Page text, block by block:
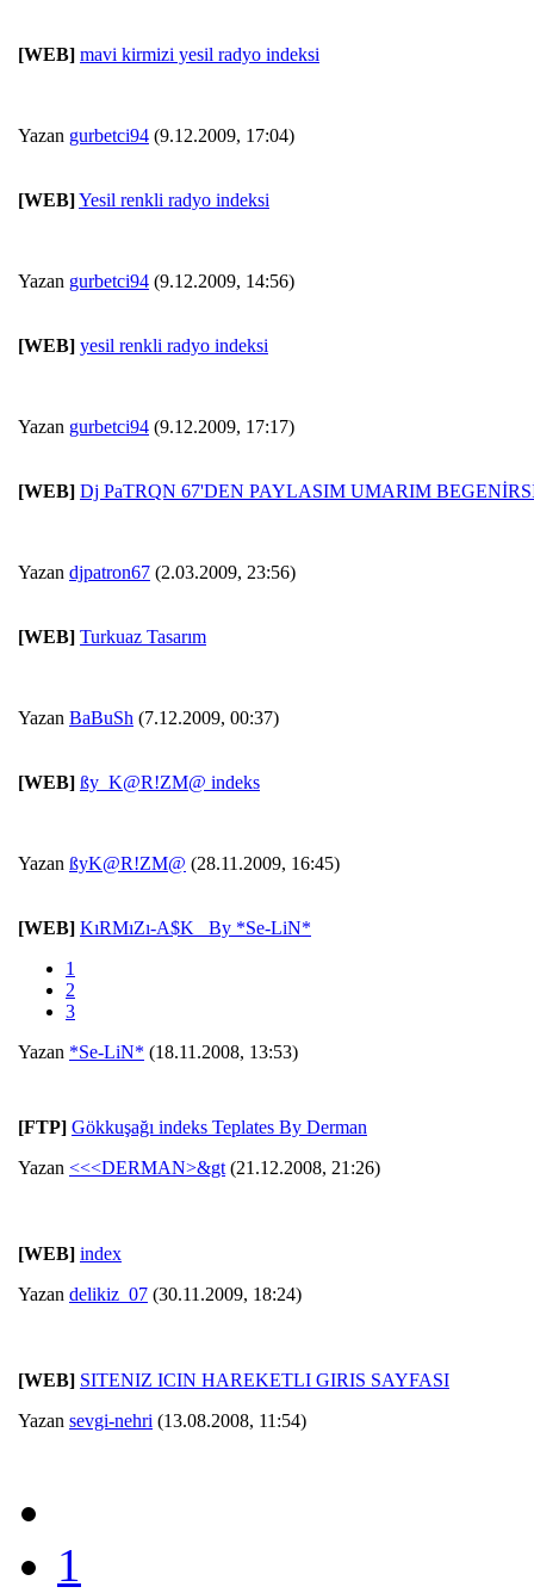
[WEB] mavi kirmizi yesil radyo indeksi
Yazan gurbetci94 (9.12.2009, 17:04)
[WEB]Yesil renkli radyo indeksi
Yazan gurbetci94 (9.12.2009, 14:56)
[WEB] yesil renkli radyo indeksi
Yazan gurbetci94 (9.12.2009, 17:17)
[WEB] Dj PaTRQN 67'DEN PAYLASIM UMARIM
Yazan djpatron67 (2.03.2009, 23:56)
[WEB] Turkuaz Tasarım
Yazan BaBuSh (7.12.2009, 00:37)
[WEB] ßy_K@R!ZM@ indeks
Yazan ßyK@R!ZM@ (28.11.2009, 16:45)
[WEB] KıRMıZı-A$K _By *Se-LiN*
1
2
3
Yazan *Se-LiN* (18.11.2008, 13:53)
[FTP] Gökkuşağı indeks Teplates By Derman
Yazan <<<DERMAN>&gt (21.12.2008, 21:26)
[WEB] index
Yazan delikiz_07 (30.11.2009, 18:24)
[WEB] SITENIZ ICIN HAREKETLI GIRIS SAYFASI
Yazan sevgi-nehri (13.08.2008, 11:54)
1